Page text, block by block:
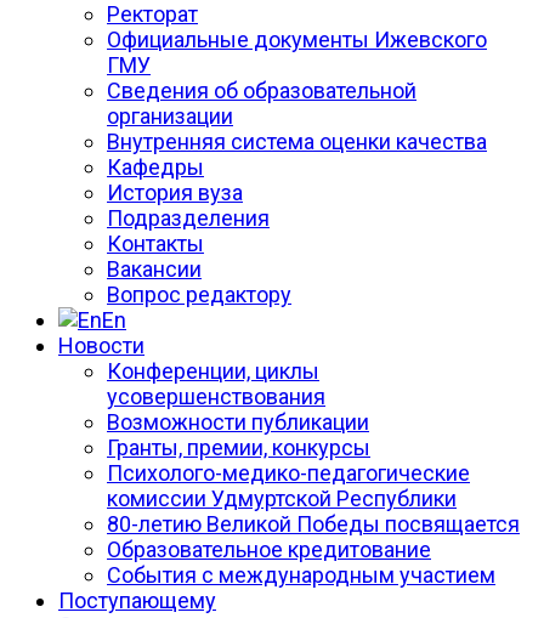
Ректорат
Официальные документы Ижевского
ГМУ
Сведения об образовательной
организации
Внутренняя система оценки качества
Кафедры
История вуза
Подразделения
Контакты
Вакансии
Вопрос редактору
En
Новости
Конференции, циклы
усовершенствования
Возможности публикации
Гранты, премии, конкурсы
Психолого-медико-педагогические
комиссии Удмуртской Республики
80-летию Великой Победы посвящается
Образовательное кредитование
События с международным участием
Поступающему